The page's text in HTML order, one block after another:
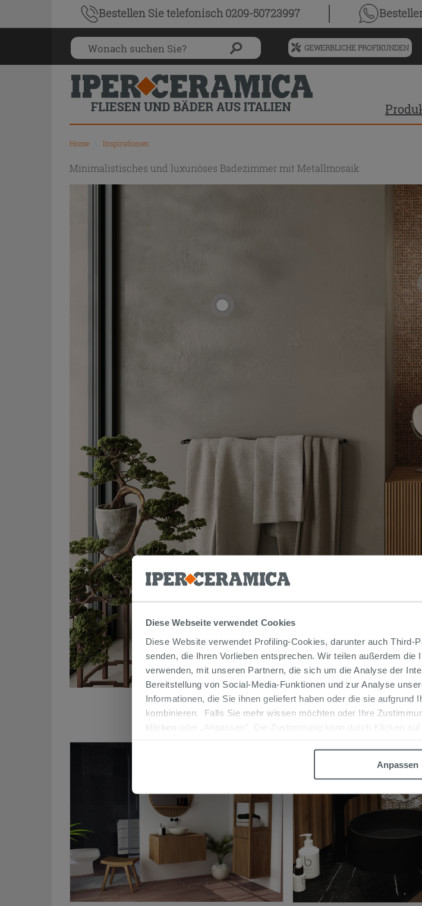
Diese Webseite verwendet Cookies
Diese Website verwendet Profiling-Cookies, darunter auch
senden, die Ihren Vorlieben entsprechen. Wir teilen außerdem
verwenden, mit unseren Partnern, die sich um die Analyse der
Bereitstellung von Social-Media-Funktionen und zur Analyse
Informationen, die Sie ihnen geliefert haben oder die sie aufgrund
kombinieren. Falls Sie mehr wissen möchten oder Ihre
klicken
oder „Anpassen“. Die Zustimmung kann durch Klicken
Anpassen
Bestellen Sietelefonisch 0209-50723997
Menü
für
vorgeschlagenen
Siteinhalt
und
Suchprotokoll
GEWERBLICHE PROFIKUNDEN
Home Inspirationen
Minimalistisches und luxuriöses Badezimmer mit Metallmosaik
Weitere Produkte